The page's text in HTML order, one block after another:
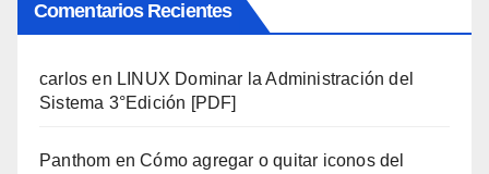
Comentarios Recientes
carlos en LINUX Dominar la Administración del
Sistema 3°Edición [PDF]
Panthom enCómo agregar o quitar iconos del